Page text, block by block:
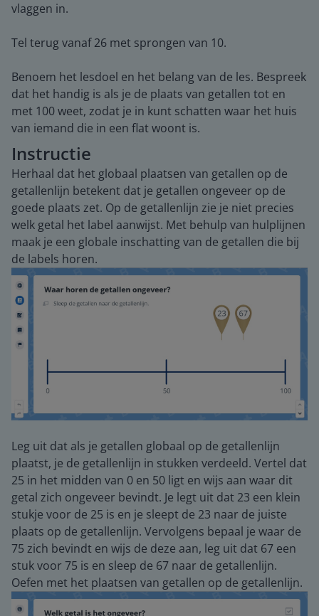
vlaggen in.
Tel terug vanaf 26 met sprongen van 10.
Benoem het lesdoel en het belang van de les. Bespreek
dat het handig is als je de plaats van getallen tot en
met 100 weet, zodat je in kunt schatten waar het huis
van iemand die in een flat woont is.
Instructie
Herhaal dat het globaal plaatsen van getallen op de
getallenlijn betekent dat je getallen ongeveer op de
goede plaats zet. Op de getallenlijn zie je niet precies
welk getal het label aanwijst. Met behulp van hulplijnen
maak je een globale inschatting van de getallen die bij
de labels horen.
Leg uit dat als je getallen globaal op de getallenlijn
plaatst, je de getallenlijn in stukken verdeeld. Vertel dat
25 in het midden van 0 en 50 ligt en wijs aan waar dit
getal zich ongeveer bevindt. Je legt uit dat 23 een klein
stukje voor de 25 is en je sleept de 23 naar de juiste
plaats op de getallenlijn. Vervolgens bepaal je waar de
75 zich bevindt en wijs de deze aan, leg uit dat 67 een
stuk voor 75 is en sleep de 67 naar de getallenlijn.
Oefen met het plaatsen van getallen op de getallenlijn.